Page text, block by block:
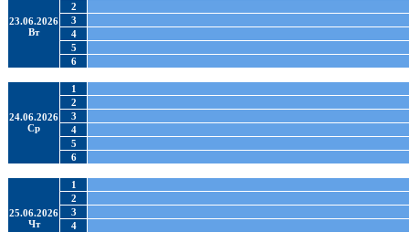
23.06.2026
Вт
2
3
4
5
6
24.06.2026
Ср
1
2
3
4
5
6
25.06.2026
Чт
1
2
3
4